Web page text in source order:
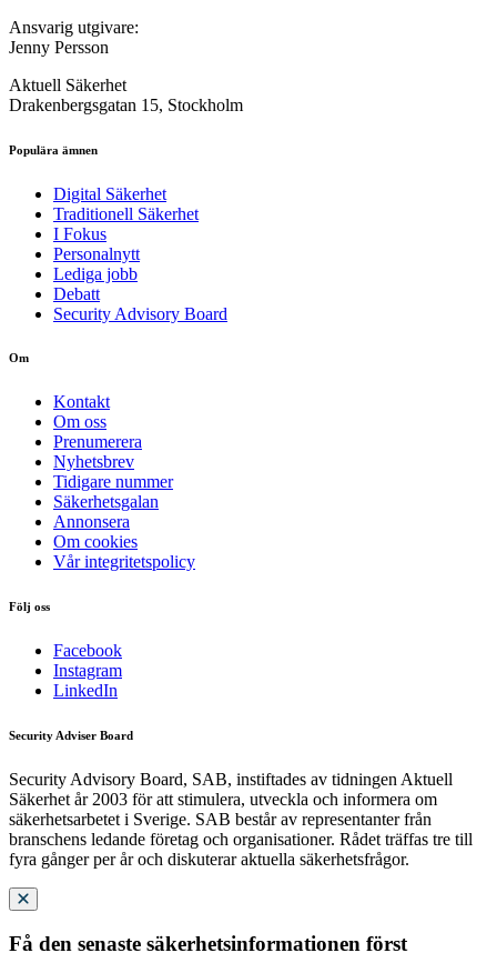
Ansvarig utgivare:
Jenny Persson
Aktuell Säkerhet
Drakenbergsgatan 15, Stockholm
Populära ämnen
Digital Säkerhet
Traditionell Säkerhet
I Fokus
Personalnytt
Lediga jobb
Debatt
Security Advisory Board
Om
Kontakt
Om oss
Prenumerera
Nyhetsbrev
Tidigare nummer
Säkerhetsgalan
Annonsera
Om cookies
Vår integritetspolicy
Följ oss
Facebook
Instagram
LinkedIn
Security Adviser Board
Security Advisory Board, SAB, instiftades av tidningen Aktuell
Säkerhet år 2003 för att stimulera, utveckla och informera om
säkerhetsarbetet i Sverige. SAB består av representanter från
branschens ledande företag och organisationer. Rådet träffas tre till
fyra gånger per år och diskuterar aktuella säkerhetsfrågor.
Få den senaste säkerhetsinformationen först